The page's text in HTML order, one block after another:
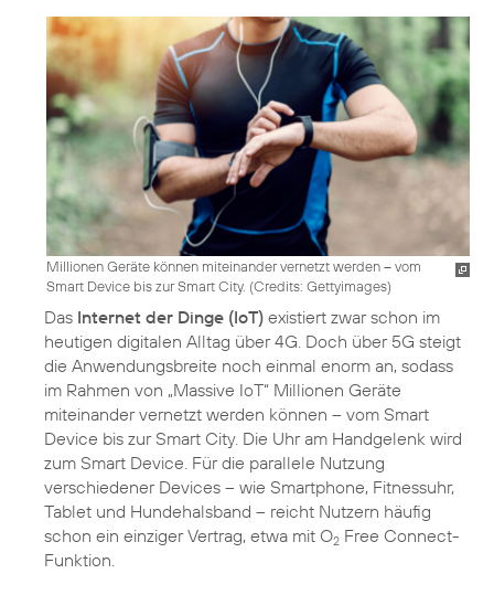
Millionen Geräte können miteinander vernetzt werden – vom
Smart Device bis zur Smart City. (Credits: Gettyimages)
Das Internet der Dinge (IoT) existiert zwar schon im
heutigen digitalen Alltag über 4G. Doch über 5G steigt
die Anwendungsbreite noch einmal enorm an, sodass
im Rahmen von „Massive IoT“ Millionen Geräte
miteinander vernetzt werden können – vom Smart
Device bis zur Smart City. Die Uhr am Handgelenk wird
zum Smart Device. Für die parallele Nutzung
verschiedener Devices – wie Smartphone, Fitnessuhr,
Tablet und Hundehalsband – reicht Nutzern häufig
schon ein einziger Vertrag, etwa mit O2 Free Connect-
Funktion.